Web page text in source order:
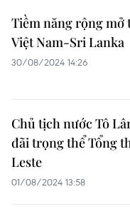
Tiềm năng rộng mở
Việt Nam-Sri Lanka
30/08/2024 14:26
Chủ tịch nước Tô
đãi trọng thể Tổng
Leste
01/08/2024 13:58